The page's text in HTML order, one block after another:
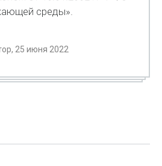
среды».
25 июня 2022